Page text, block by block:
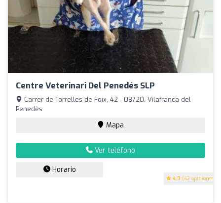
Centre Veterinari Del Penedés SLP
4.9 (42 opiniones)
Carrer de Torrelles de Foix, 42 - 08720, Vilafranca del
Penedès
Mapa
Ver teléfono
Horario